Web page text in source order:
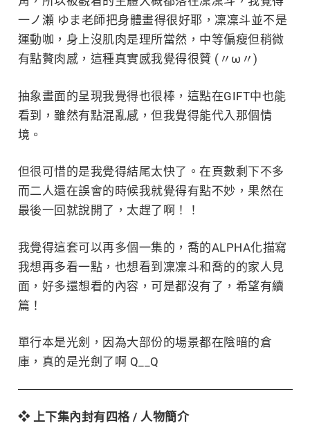
一ノ瀬 ゆま老師把身體畫得很好耶，凜凜斗並不是
運動咖，身上沒肌肉是理所當然，中等偏瘦但稍微
有點贅肉感，這種真實感我覺得很贊 (〃ω〃)
抽象畫面的呈現我覺得也很棒，這點在GIFT中也能
看到，雖然有點混亂感，但我覺得能代入那個情
境。
但很可惜的是我覺得結尾太快了。在頁數剩下不多
而二人還在誤會的時候我就覺得有點不妙，果然在
最後一回就說開了，太趕了啊！！
我覺得這套可以再多個一集的，喬的ALPHA化描寫
我想再多看一點，也想看到凜凜斗和喬的的家人見
面，好多還想看的內容，可是都沒有了，希望有續
篇！
單行本是光劍，因為大部份的場景都在陰暗的倉
庫，真的是光劍了啊 Q__Q
❖ 上下集內封有四格 / 人物簡介